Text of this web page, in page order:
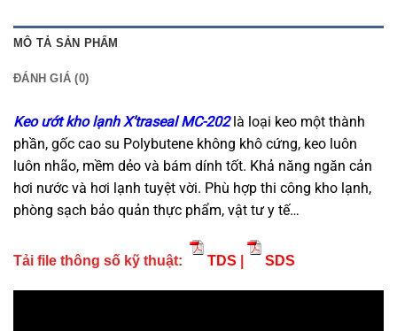
MÔ TẢ SẢN PHẨM
ĐÁNH GIÁ (0)
Keo ướt kho lạnh X’traseal MC-202 là loại keo một thành
phần, gốc cao su Polybutene không khô cứng, keo luôn
luôn nhão, mềm dẻo và bám dính tốt. Khả năng ngăn cản
hơi nước và hơi lạnh tuyệt vời. Phù hợp thi công kho lạnh,
phòng sạch bảo quản thực phẩm, vật tư y tế…
Tải file thông số kỹ thuật: TDS SDS